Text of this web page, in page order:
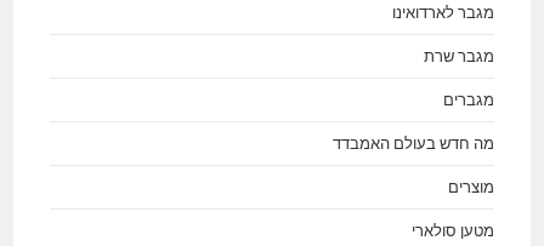
מגבר לארדואינו
מגבר שרת
מגברים
מה חדש בעולם האמבדד
מוצרים
מטען סולארי